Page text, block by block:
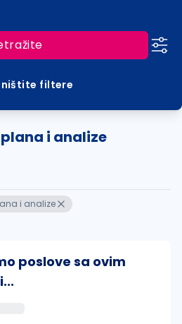
filtere
i analize
i analize
poslove sa ovim